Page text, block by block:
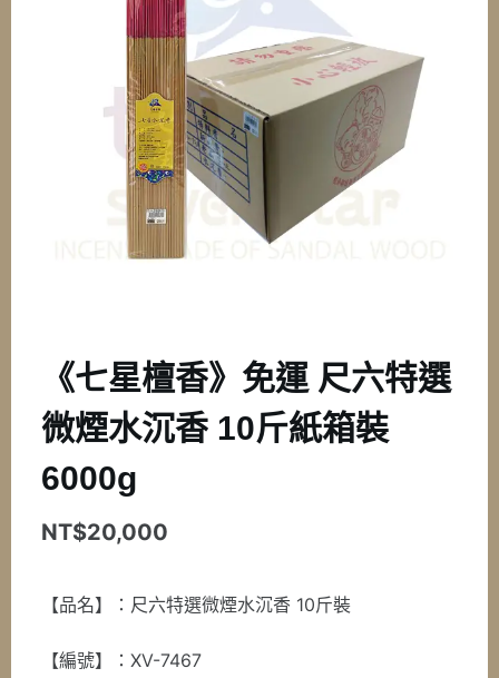
《七星檀香》免運 尺六特選
微煙水沉香 10斤紙箱裝
6000g
NT$20,000
【品名】：尺六特選微煙水沉香 10斤裝
【編號】：XV-7467